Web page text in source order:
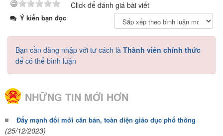
Click để đánh giá bài viết
Ý kiến bạn đọc
Bạn cần đăng nhập với tư cách là Thành viên chính thức
để có thể bình luận
NHỮNG TIN MỚI HƠN
Đẩy mạnh đổi mới căn bản, toàn diện giáo dục phổ thông
(25/12/2023)